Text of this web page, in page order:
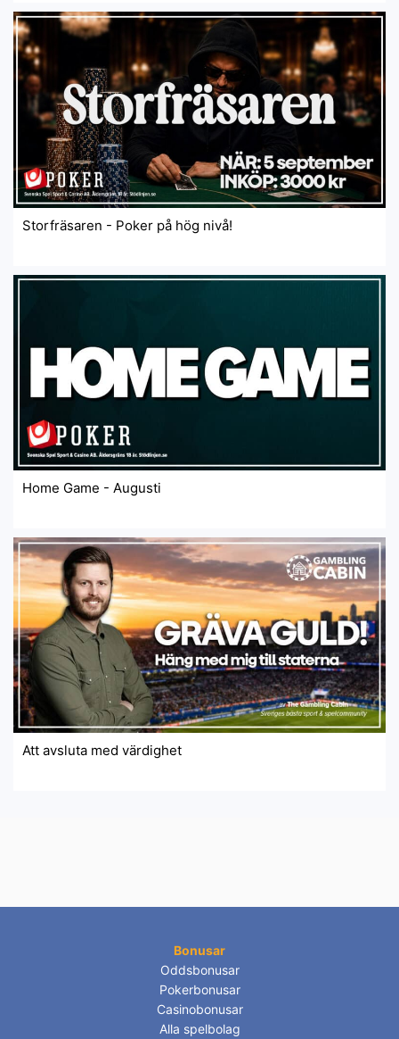
Storfräsaren - Poker på hög nivå!
Home Game - Augusti
Att avsluta med värdighet
Bonusar
Oddsbonusar
Pokerbonusar
Casinobonusar
Alla spelbolag